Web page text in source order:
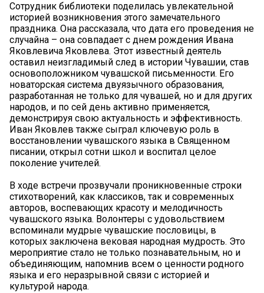
Сотрудник библиотеки поделилась увлекательной
историей возникновения этого замечательного
праздника. Она рассказала, что дата его проведения не
случайна – она совпадает с днем рождения Ивана
Яковлевича Яковлева. Этот известный деятель
оставил неизгладимый след в истории Чувашии, став
основоположником чувашской письменности. Его
новаторская система двуязычного образования,
разработанная не только для чувашей, но и для других
народов, и по сей день активно применяется,
демонстрируя свою актуальность и эффективность.
Иван Яковлев также сыграл ключевую роль в
восстановлении чувашского языка в Священном
писании, открыл сотни школ и воспитал целое
поколение учителей.
В ходе встречи прозвучали проникновенные строки
стихотворений, как классиков, так и современных
авторов, воспевающих красоту и мелодичность
чувашского языка. Волонтеры с удовольствием
вспоминали мудрые чувашские пословицы, в
которых заключена вековая народная мудрость. Это
мероприятие стало не только познавательным, но и
объединяющим, напомнив всем о ценности родного
языка и его неразрывной связи с историей и
культурой народа.